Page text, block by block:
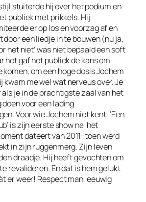
stuiterde hij over het podium en
publiek met prikkels. Hij
er op los en voorzag af en
een liedje in te bouwen (nu ja,
het niet’ was niet bepaald een soft
het gaf het publiek de kans om
komen, om een hoge dosis Jochem
kwam me wel wat nerveus over. Je
je in de prachtigste zaal van het
doen voor een lading
Voor wie Jochem niet kent: ‘Een
is zijn eerste show na ‘het
dateert van 2011: toen werd
in zijn ruggenmerg. Zijn leven
draadje. Hij heeft gevochten om
revalideren. En dat is hem gelukt
er weer! Respect man, eeuwig